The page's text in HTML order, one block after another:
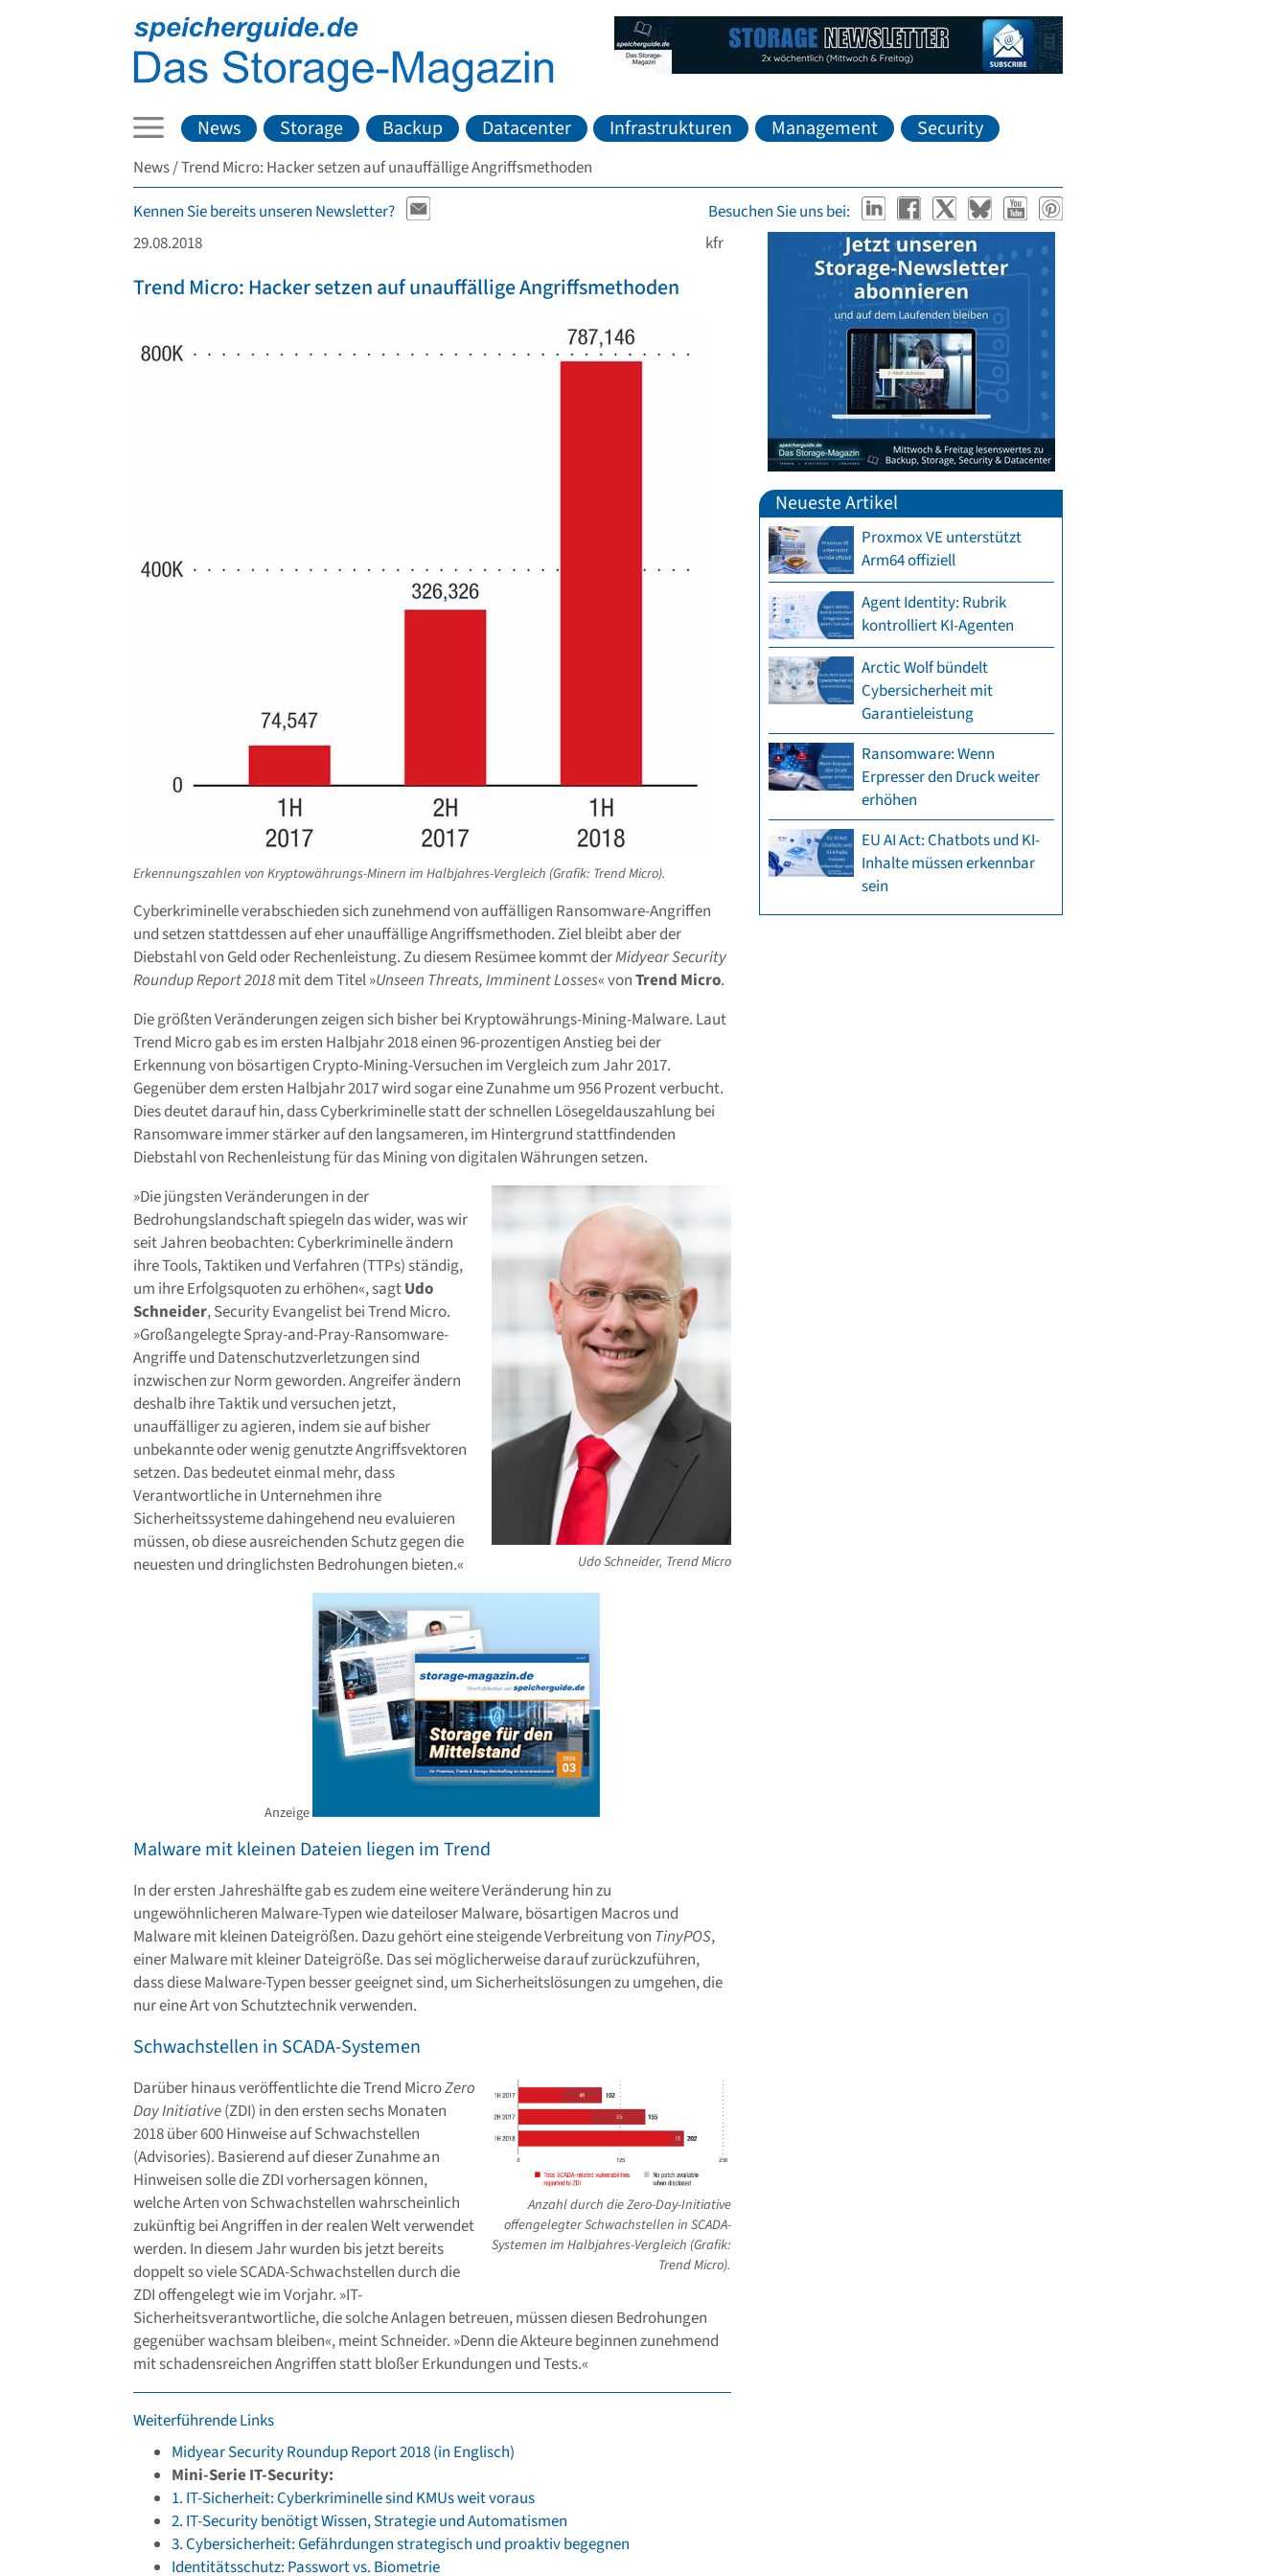
News Storage Backup Datacenter Infrastrukturen Management Security
News Trend Micro: Hacker setzen auf unauffällige Angriffsmethoden
Kennen Sie bereits unseren Newsletter?
Besuchen Sie uns bei:
29.08.2018
kfr
Trend Micro: Hacker setzen auf unauffällige Angriffsmethoden
Erkennungszahlen von Kryptowährungs-Minern im Halbjahres-Vergleich (Grafik: Trend Micro).
Cyberkriminelle verabschieden sich zunehmend von auffälligen Ransomware-Angriffen
und setzen stattdessen auf eher unauffällige Angriffsmethoden. Ziel bleibt aber der
Diebstahl von Geld oder Rechenleistung. Zu diesem Resümee kommt derMidyear Security
Roundup Report 2018mit dem Titel »Unseen Threats, Imminent Losses« vonTrend Micro.
Die größten Veränderungen zeigen sich bisher bei Kryptowährungs-Mining-Malware. Laut
Trend Micro gab es im ersten Halbjahr 2018 einen 96-prozentigen Anstieg bei der
Erkennung von bösartigen Crypto-Mining-Versuchen im Vergleich zum Jahr 2017.
Gegenüber dem ersten Halbjahr 2017 wird sogar eine Zunahme um 956 Prozent verbucht.
Dies deutet darauf hin, dass Cyberkriminelle statt der schnellen Lösegeldauszahlung bei
Ransomware immer stärker auf den langsameren, im Hintergrund stattfindenden
Diebstahl von Rechenleistung für das Mining von digitalen Währungen setzen.
Udo Schneider, Trend Micro
»Die jüngsten Veränderungen in der
Bedrohungslandschaft spiegeln das wider, was wir
seit Jahren beobachten: Cyberkriminelle ändern
ihre Tools, Taktiken und Verfahren (TTPs) ständig,
um ihre Erfolgsquoten zu erhöhen«, sagtUdo
Schneider, Security Evangelist bei Trend Micro.
»Großangelegte Spray-and-Pray-Ransomware-
Angriffe und Datenschutzverletzungen sind
inzwischen zur Norm geworden. Angreifer ändern
deshalb ihre Taktik und versuchen jetzt,
unauffälliger zu agieren, indem sie auf bisher
unbekannte oder wenig genutzte Angriffsvektoren
setzen. Das bedeutet einmal mehr, dass
Verantwortliche in Unternehmen ihre
Sicherheitssysteme dahingehend neu evaluieren
müssen, ob diese ausreichenden Schutz gegen die
neuesten und dringlichsten Bedrohungen bieten.«
Anzeige
Malware mit kleinen Dateien liegen im Trend
In der ersten Jahreshälfte gab es zudem eine weitere Veränderung hin zu
ungewöhnlicheren Malware-Typen wie dateiloser Malware, bösartigen Macros und
Malware mit kleinen Dateigrößen. Dazu gehört eine steigende Verbreitung von TinyPOS,
einer Malware mit kleiner Dateigröße. Das sei möglicherweise darauf zurückzuführen,
dass diese Malware-Typen besser geeignet sind, um Sicherheitslösungen zu umgehen, die
nur eine Art von Schutztechnik verwenden.
Schwachstellen in SCADA-Systemen
Anzahl durch die Zero-Day-Initiative
offengelegter Schwachstellen in SCADA-
Systemen im Halbjahres-Vergleich (Grafik:
Trend Micro).
Darüber hinaus veröffentlichte die Trend MicroZero
Day Initiative(ZDI) in den ersten sechs Monaten
2018 über 600 Hinweise auf Schwachstellen
(Advisories). Basierend auf dieser Zunahme an
Hinweisen solle die ZDI vorhersagen können,
welche Arten von Schwachstellen wahrscheinlich
zukünftig bei Angriffen in der realen Welt verwendet
werden. In diesem Jahr wurden bis jetzt bereits
doppelt so viele SCADA-Schwachstellen durch die
ZDI offengelegt wie im Vorjahr. »IT-
Sicherheitsverantwortliche, die solche Anlagen betreuen, müssen diesen Bedrohungen
gegenüber wachsam bleiben«, meint Schneider. »Denn die Akteure beginnen zunehmend
mit schadensreichen Angriffen statt bloßer Erkundungen und Tests.«
Weiterführende Links
Midyear Security Roundup Report 2018 (in Englisch)
Mini-Serie IT-Security:
1. IT-Sicherheit: Cyberkriminelle sind KMUs weit voraus
2. IT-Security benötigt Wissen, Strategie und Automatismen
3. Cybersicherheit: Gefährdungen strategisch und proaktiv begegnen
Identitätsschutz: Passwort vs. Biometrie
Neueste Artikel
Proxmox VE unterstützt
Arm64 offiziell
Agent Identity: Rubrik
kontrolliert KI-Agenten
Arctic Wolf bündelt
Cybersicherheit mit
Garantieleistung
Ransomware: Wenn
Erpresser den Druck weiter
erhöhen
EU AI Act: Chatbots und KI-
Inhalte müssen erkennbar
sein